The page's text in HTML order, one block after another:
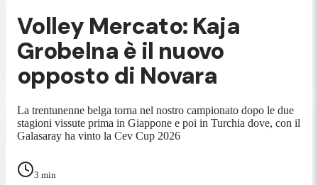
Volley Mercato: Kaja
Grobelna è il nuovo
opposto di Novara
La trentunenne belga torna nel nostro campionato dopo le due
stagioni vissute prima in Giappone e poi in Turchia dove, con il
Galasaray ha vinto la Cev Cup 2026
3 min